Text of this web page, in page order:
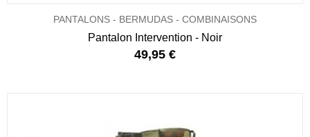
PANTALONS - BERMUDAS - COMBINAISONS
Pantalon Intervention - Noir
49,95 €